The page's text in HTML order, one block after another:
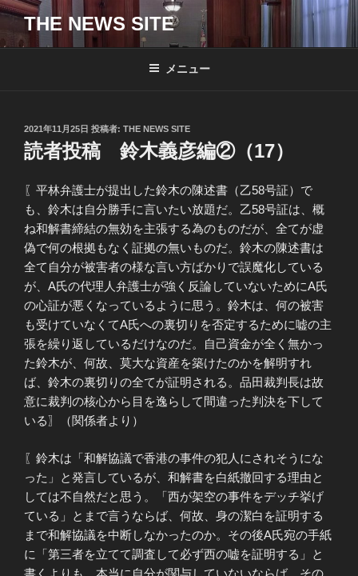
コ
テ
THE NEWS SITE
メニュー
投
稿
日:
2021年11月25日 投稿者: THE NEWS SITE
読者投稿 鈴木義彦編②（17）
〖平林弁護士が提出した鈴木の陳述書（乙58号証）で
も、鈴木は自分勝手に言いたい放題だ。乙58号証は、概
ね和解書締結の無効を主張する為のものだが、全てが虚
偽で何の根拠もなく証拠の無いものだ。鈴木の陳述書は
全て自分が被害者の様な言い方ばかりで誤魔化している
が、A氏の代理人弁護士が強く反論していないためにA氏
の心証が悪くなっているように思う。鈴木は、何の被害
も受けていなくてA氏への裏切りを否定するために嘘の主
張を繰り返しているだけなのだ。自己資金が全く無かっ
た鈴木が、何故、莫大な資産を築けたのかを解明すれ
ば、鈴木の裏切りの全てが証明される。品田裁判長は故
意に裁判の核心から目を逸らして間違った判決を下して
いる〗（関係者より）
〖鈴木は「和解協議で香港の事件の犯人にされそうにな
った」と発言しているが、和解書を白紙撤回する理由と
しては不自然だと思う。「西が架空の事件をデッチ挙げ
ている」とまで言うならば、何故、身の潔白を証明する
まで和解協議を中断しなかったのか。その後A氏宛の手紙
に「第三者を立てて調査して必ず西の嘘を証明する」と
書くよりも、本当に自分が関与していないならば、その